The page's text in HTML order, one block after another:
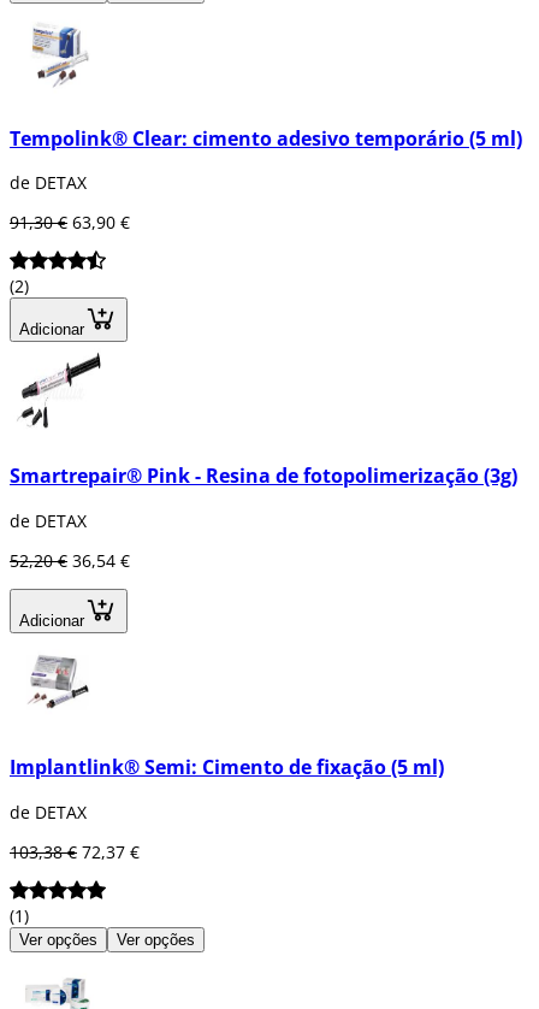
Tempolink® Clear: cimento adesivo temporário (5 ml)
de DETAX
91,30 € 63,90 €
(2)
Adicionar
Smartrepair® Pink - Resina de fotopolimerização (3g)
de DETAX
52,20 € 36,54 €
Adicionar
Implantlink® Semi: Cimento de fixação (5 ml)
de DETAX
103,38 € 72,37 €
(1)
Ver opções Ver opções